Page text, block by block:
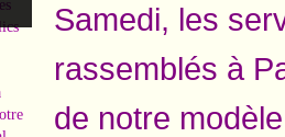
Samedi, les
rassemblés à
de notre